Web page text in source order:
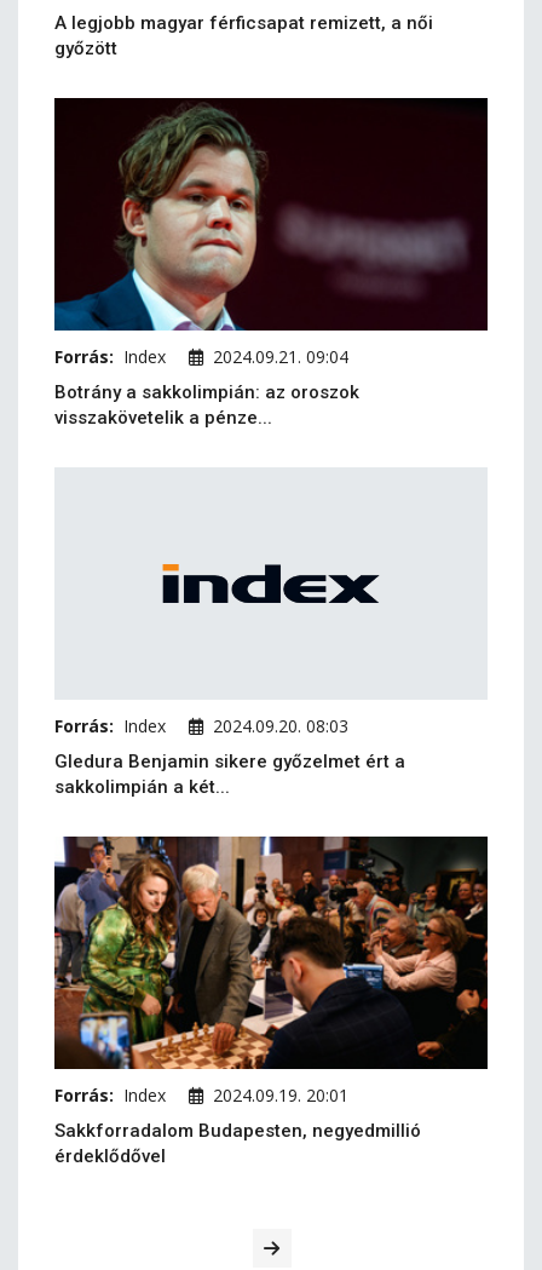
A legjobb magyar férficsapat remizett, a női
győzött
Forrás: Index 2024.09.21. 09:04
Botrány a sakkolimpián: az oroszok
visszakövetelik a pénze...
Forrás: Index 2024.09.20. 08:03
Gledura Benjamin sikere győzelmet ért a
sakkolimpián a két...
Forrás: Index 2024.09.19. 20:01
Sakkforradalom Budapesten, negyedmillió
érdeklődővel